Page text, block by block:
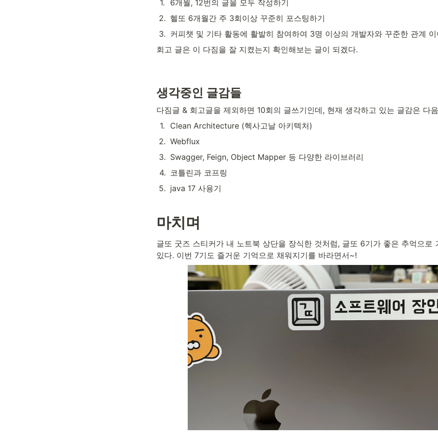
1.
6개월, 12번의 글을 모두 작성하기
2. 헬또 6개월간 주 3회이상 꾸준히 포스팅하기
3. 커피챗 및 기타 활동에 활발히 참여하여 3명 이상의 개발자와 꾸준한 관계 이
회고 글은 이 다짐을 잘 지켰는지 확인해보는 글이 되겠다.
생각중인 글감들
다짐글 & 회고글을 제외하면 10회의 글쓰기인데, 현재 생각하고 있는 글감은 다
1.
Clean Architecture (헥사고날 아키텍처)
2. Webflux
3. Swagger, Feign, Object Mapper 등 다양한 라이브러리
4. 코틀린과 코프링
5. java 17 사용기
마치며
글또 굿즈 스티커가 내 노트북 상단을 장식한 것처럼, 글또 6기가 좋은 추억으로
있다. 이번 7기도 즐거운 기억으로 채워지기를 바라면서~!